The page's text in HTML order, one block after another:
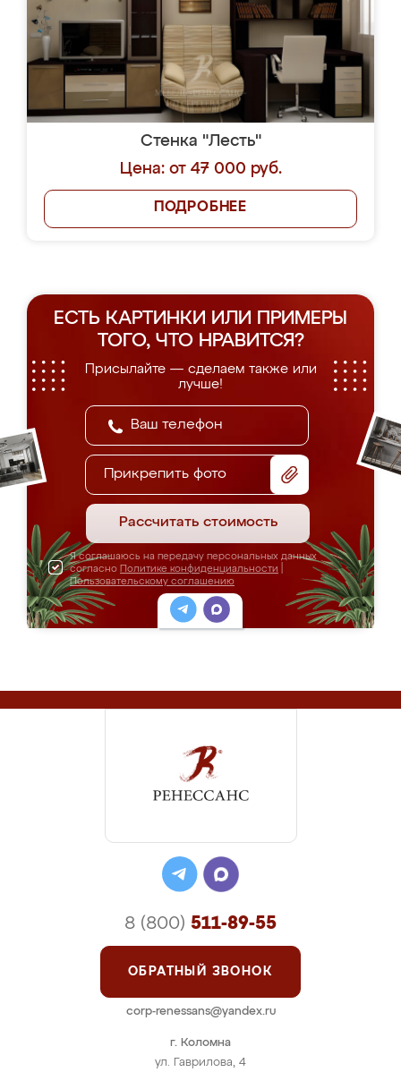
Стенка "Лесть"
Цена: от 47 000 руб.
ПОДРОБНЕЕ
ЕСТЬ КАРТИНКИ ИЛИ ПРИМЕРЫ
ТОГО, ЧТО НРАВИТСЯ?
Присылайте — сделаем также или
лучше!
Прикрепить фото
Рассчитать стоимость
Я соглашаюсь на передачу персональных данных
согласно Политике конфиденциальности
Пользовательскому соглашению
г. Коломна
ул. Гаврилова, 4
8 (800) 511-89-55
ОБРАТНЫЙ ЗВОНОК
corp-renessans@yandex.ru